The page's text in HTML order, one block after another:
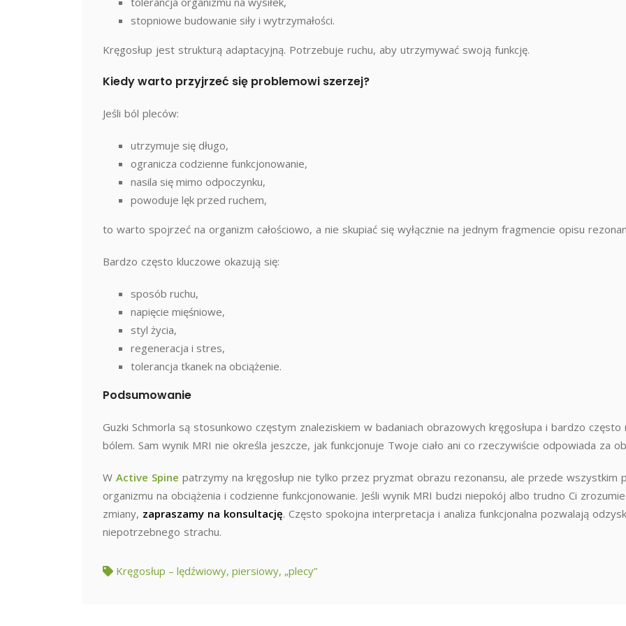
stopniowe budowanie siły i wytrzymałości.
Kręgosłup jest strukturą adaptacyjną. Potrzebuje ruchu, aby utrzymywać swoją funkcję.
Kiedy warto przyjrzeć się problemowi szerzej?
Jeśli ból pleców:
utrzymuje się długo,
ogranicza codzienne funkcjonowanie,
nasila się mimo odpoczynku,
powoduje lęk przed ruchem,
to warto spojrzeć na organizm całościowo, a nie skupiać się wyłącznie na jednym fragmencie opisu
Bardzo często kluczowe okazują się:
sposób ruchu,
napięcie mięśniowe,
styl życia,
regeneracja i stres,
tolerancja tkanek na obciążenie.
Podsumowanie
Guzki Schmorla są stosunkowo częstym znaleziskiem w badaniach obrazowych kręgosłupa i bardzo
bólem. Sam wynik MRI nie określa jeszcze, jak funkcjonuje Twoje ciało ani co rzeczywiście odpowiada za
W Active Spine patrzymy na kręgosłup nie tylko przez pryzmat obrazu rezonansu, ale przede wszystkim
organizmu na obciążenia i codzienne funkcjonowanie. Jeśli wynik MRI budzi niepokój albo trudno Ci
zmiany, zapraszamy na konsultację. Często spokojna interpretacja i analiza funkcjonalna pozwalają
niepotrzebnego strachu.
Kręgosłup – lędźwiowy, piersiowy, „plecy”